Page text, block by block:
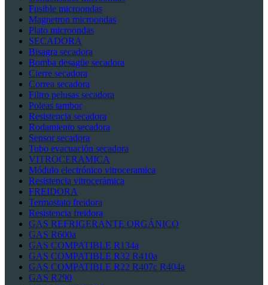
Fusible microondas
Magnetron microondas
Plato microondas
SECADORA
Bisagra secadora
Bomba desagüe secadora
Cierre secadora
Correa secadora
Filtro pelusas secadora
Poleas tambor
Resistencia secadora
Rodamiento secadora
Sensor secadora
Tubo evacuación secadora
VITROCERAMICA
Módulo electrónico vitroceramica
Resistencia vitrocerámica
FREIDORA
Termostato freidora
Resistencia freidora
GAS REFRIGERANTE ORGÁNICO
GAS R600a
GAS COMPATIBLE R134a
GAS COMPATIBLE R32 R410a
GAS COMPATIBLE R22 R407c R404a
GAS R290